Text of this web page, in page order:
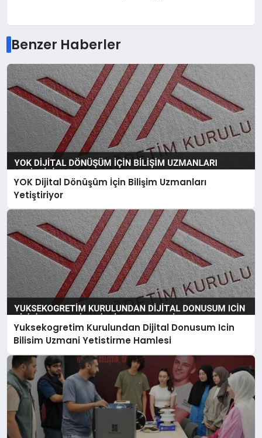
Benzer Haberler
YOK Dijital Dönüşüm İçin Bilişim Uzmanları
Yetiştiriyor
Yuksekogretim Kurulundan Dijital Donusum Icin
Bilisim Uzmani Yetistirme Hamlesi